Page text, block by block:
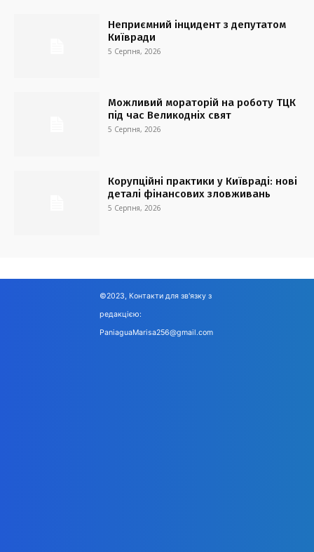
Неприємний інцидент з депутатом
Київради
5 Серпня, 2026
Можливий мораторій на роботу ТЦК
під час Великодніх свят
5 Серпня, 2026
Корупційні практики у Київраді: нові
деталі фінансових зловживань
5 Серпня, 2026
©2023, Контакти для зв'язку з
редакцією:
PaniaguaMarisa256@gmail.com